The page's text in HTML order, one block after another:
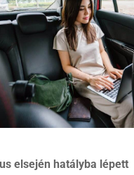
elsején hatályba lépett